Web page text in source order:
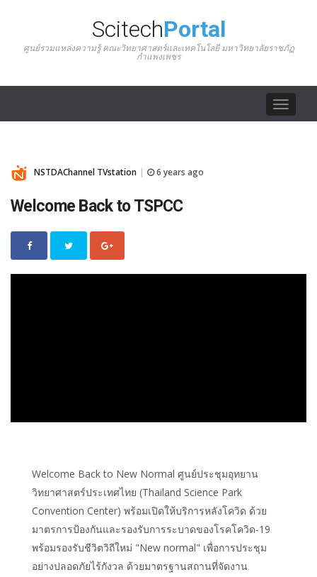
ScitechPortal
ศูนย์รวมแหล่งความรู้ คณะวิทยาศาสตร์และเทคโนโลยี มหาวิทยาลัยราชภัฏ
กำแพงเพชร
Toggle
NSTDAChannel TVstation 6 years ago
Welcome Back to TSPCC
Welcome Back to New Normal ศูนย์ประชุมอุทยาน
วิทยาศาสตร์ประเทศไทย (Thailand Science Park
Convention Center) พร้อมเปิดให้บริการหลังโควิด ด้วย
มาตรการป้องกันและรองรับการระบาดของโรคโควิด-19
พร้อมรองรับชีวิตวิถีใหม่ "New normal" เพื่อการประชุม
อย่างปลอดภัยไร้กังวล ด้วยมาตรฐานสถานที่จัดงาน